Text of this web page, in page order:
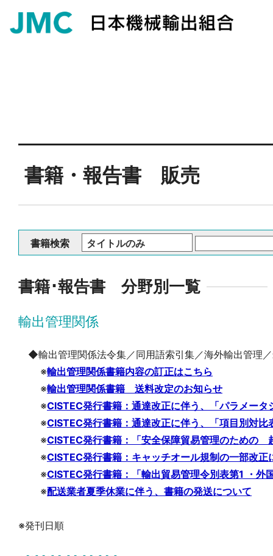
書籍・報告書 販売
書籍検索
書籍･報告書 分野別一覧
輸出管理関係
◆輸出管理関係法令集／同用語索引集／海外輸出管理
※輸出管理関係書籍内容の訂正はこちら
※輸出管理関係書籍 送料改定のお知らせ
※CISTEC発行書籍：通達改正に伴う、「パラメー
※CISTEC発行書籍：通達改正に伴う、「項目別対
※CISTEC発行書籍：「安全保障貿易管理のため
※CISTEC発行書籍：キャッチオール規制の一部改
※CISTEC発行書籍：「輸出貿易管理令別表第1 ・
※配送業者夏季休業に伴う、書籍の発送について
※発刊日順